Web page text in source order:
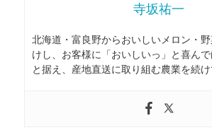
寺坂祐一
北海道・富良野からおいしいメロン・
けし、お客様に「おいしいっ」と喜ん
と据え、産地直送に取り組む農業を続け